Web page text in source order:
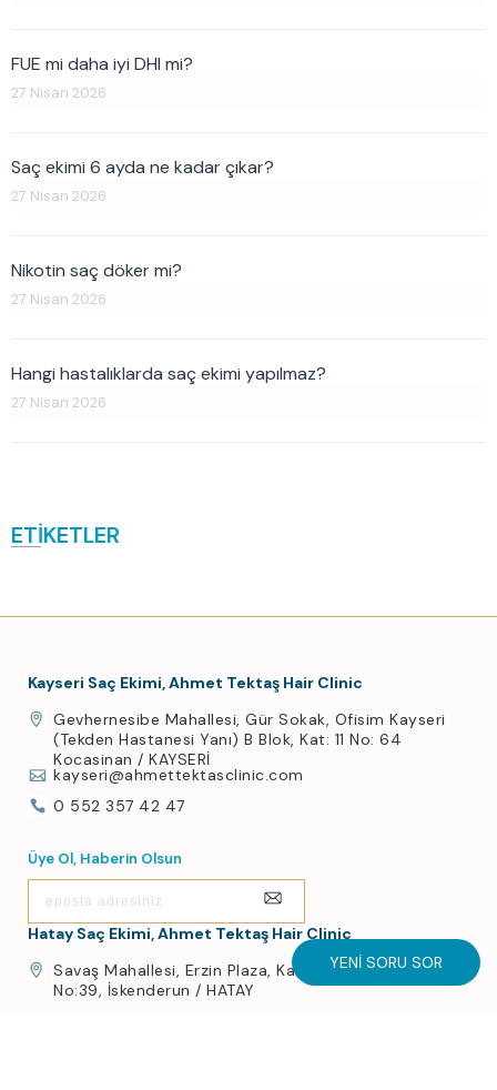
FUE mi daha iyi DHI mi?
27 Nisan 2026
Saç ekimi 6 ayda ne kadar çıkar?
27 Nisan 2026
Nikotin saç döker mi?
27 Nisan 2026
Hangi hastalıklarda saç ekimi yapılmaz?
27 Nisan 2026
ETİKETLER
Kayseri Saç Ekimi, Ahmet Tektaş Hair Clinic
Gevhernesibe Mahallesi, Gür Sokak, Ofisim Kayseri
(Tekden Hastanesi Yanı) B Blok, Kat: 11 No: 64
Kocasinan / KAYSERİ
kayseri@ahmettektasclinic.com
0 552 357 42 47
Üye Ol, Haberin Olsun
Hatay Saç Ekimi, Ahmet Tektaş Hair Clinic
Savaş Mahallesi, Erzin Plaza, Kanatlı Cd. D:Kat:6
No:39, İskenderun / HATAY
YENI SORU SOR